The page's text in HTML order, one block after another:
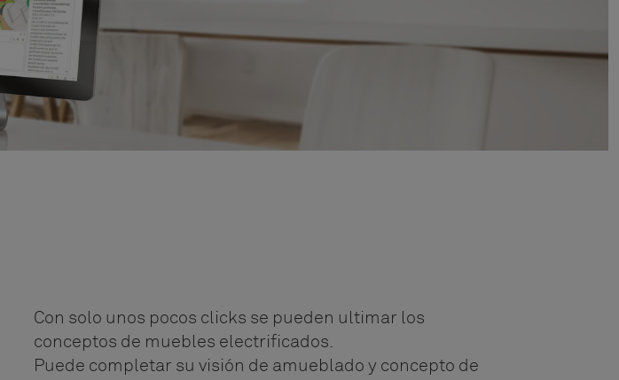
Con solo unos pocos clicks se pueden ultimar los
conceptos de muebles electrificados.
Puede completar su visión de amueblado y concepto de